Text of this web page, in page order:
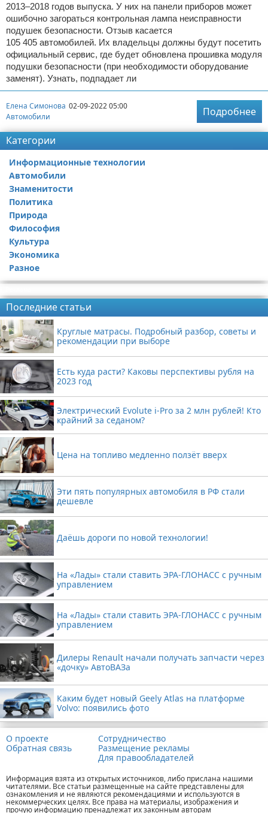
2013–2018 годов выпуска. У них на панели приборов может
ошибочно загораться контрольная лампа неисправности
подушек безопасности. Отзыв касается
105 405 автомобилей. Их владельцы должны будут посетить
официальный сервис, где будет обновлена прошивка модуля
подушки безопасности (при необходимости оборудование
заменят). Узнать, подпадает ли
Елена Симонова 02-09-2022 05:00
Автомобили
Подробнее
Категории
Информационные технологии
Автомобили
Знаменитости
Политика
Природа
Философия
Культура
Экономика
Разное
Последние статьи
Круглые матрасы. Подробный разбор, советы и
рекомендации при выборе
Есть куда расти? Каковы перспективы рубля на
2023 год
Электрический Evolute i-Pro за 2 млн рублей! Кто
крайний за седаном?
Цена на топливо медленно ползёт вверх
Эти пять популярных автомобиля в РФ стали
дешевле
Даёшь дороги по новой технологии!
На «Лады» стали ставить ЭРА-ГЛОНАСС с ручным
управлением
На «Лады» стали ставить ЭРА-ГЛОНАСС с ручным
управлением
Дилеры Renault начали получать запчасти через
«дочку» АвтоВАЗа
Каким будет новый Geely Atlas на платформе
Volvo: появились фото
О проекте
Обратная связь
Сотрудничество
Размещение рекламы
Для правообладателей
Информация взята из открытых источников, либо прислана нашими
читателями. Все статьи размещенные на сайте представлены для
ознакомления и не являются рекомендациями и используются в
некоммерческих целях. Все права на материалы, изображения и
прочую информацию пренадлежат их законным авторам